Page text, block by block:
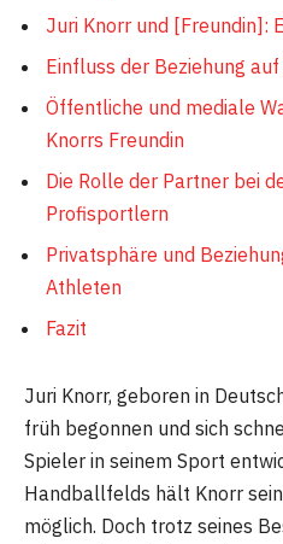
Juri Knorr und [Freundin]:
Einfluss der Beziehung
Öffentliche und mediale
Knorrs Freundin
Die Rolle der Partner bei
Profisportlern
Privatsphäre und
Athleten
Fazit
Juri Knorr, geboren in
früh begonnen und sich
Spieler in seinem Sport
Handballfelds hält Knorr
möglich. Doch trotz seines